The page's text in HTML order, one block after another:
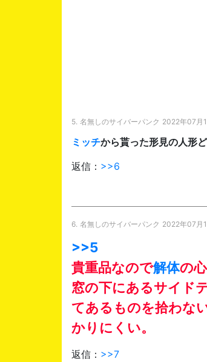
5. 名無しのサイバーパンク 2022年07月
ミッチから貰った形見の人形
返信： >>6
6. 名無しのサイバーパンク 2022年07月
>>5
貴重品なので解体の
窓の下にあるサイド
てあるものを拾わな
かりにくい。
返信： >>7